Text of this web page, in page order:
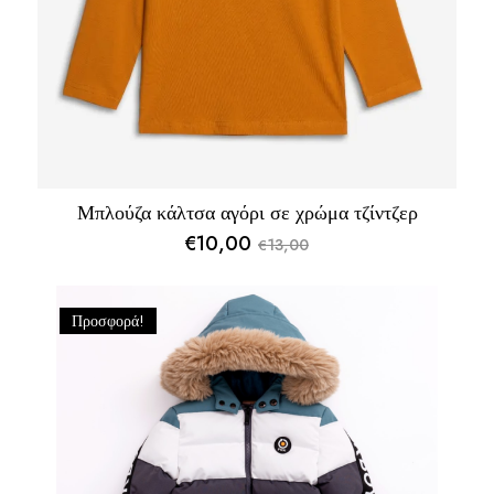
Μπλούζα κάλτσα αγόρι σε χρώμα τζίντζερ
€13,00
Original
price
was:
€13,00.
€10,00Η
τρέχουσα
τιμή
είναι:
€10,00.
Προσφορά!